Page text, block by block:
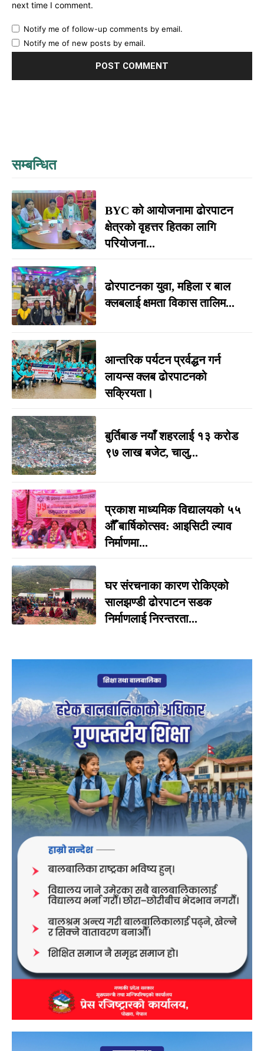
next time I comment.
Notify me of follow-up comments by email.
Notify me of new posts by email.
सम्बन्धित
BYC को आयोजनामा ढोरपाटन
क्षेत्रको वृहत्तर हितका लागि
परियोजना...
ढोरपाटनका युवा, महिला र बाल
क्लबलाई क्षमता विकास तालिम...
आन्तरिक पर्यटन प्रर्वद्धन गर्न
लायन्स क्लब ढोरपाटनको
सक्रियता।
बुर्तिबाङ नयाँ शहरलाई १३ करोड
९७ लाख बजेट, चालु...
प्रकाश माध्यमिक विद्यालयको ५५
औँ बार्षिकोत्सव: आइसिटी ल्याव
निर्माणमा...
घर संरचनाका कारण रोकिएको
सालझण्डी ढोरपाटन सडक
निर्माणलाई निरन्तरता...